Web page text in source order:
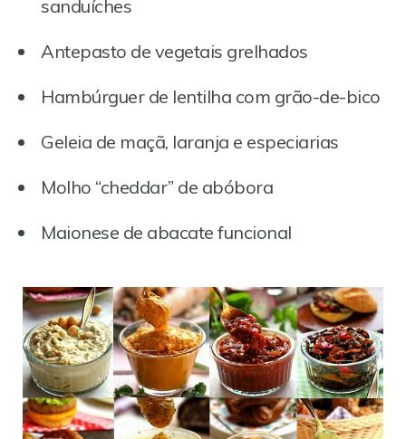
sanduíches
Antepasto de vegetais grelhados
Hambúrguer de lentilha com grão-de-bico
Geleia de maçã, laranja e especiarias
Molho “cheddar” de abóbora
Maionese de abacate funcional